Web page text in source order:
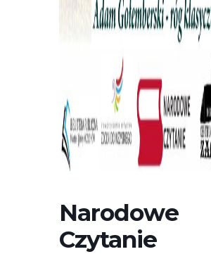
Narodowe
Czytanie